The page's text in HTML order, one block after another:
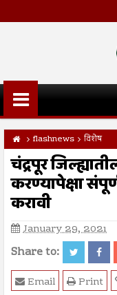
flashnews विशेष
चंद्रपूर
करण्यापेक्षा
करावी
January 29, 2021
Share to:
Print
Email